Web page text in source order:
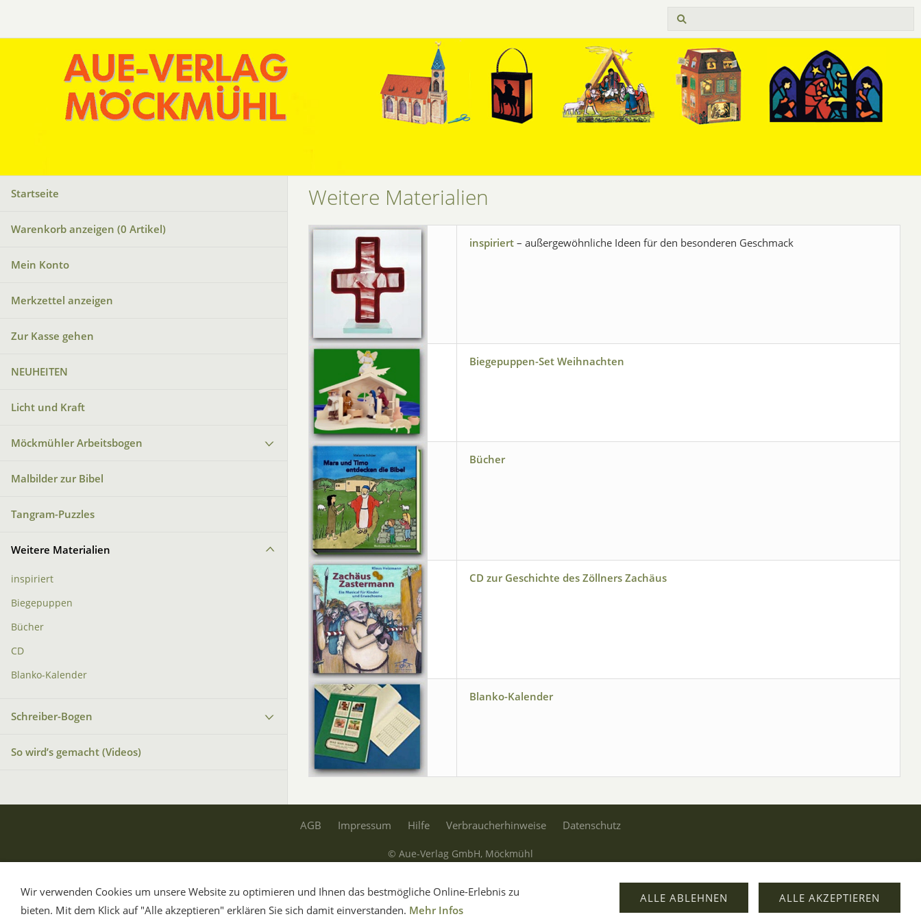
Startseite
Warenkorb anzeigen (0 Artikel)
Mein Konto
Merkzettel anzeigen
Zur Kasse gehen
NEUHEITEN
Licht und Kraft
Möckmühler Arbeitsbogen
Malbilder zur Bibel
Tangram-Puzzles
Weitere Materialien
inspiriert
Biegepuppen
Bücher
CD
Blanko-Kalender
Schreiber-Bogen
So wird’s gemacht (Videos)
Weitere Materialien
inspiriert – außergewöhnliche Ideen für den besonderen Geschmack
Biegepuppen-Set Weihnachten
Bücher
CD zur Geschichte des Zöllners Zachäus
Blanko-Kalender
AGB Impressum Hilfe Verbraucherhinweise Datenschutz
© Aue-Verlag GmbH, Möckmühl
Verträge widerrufen
Wir verwenden Cookies um unsere Website zu optimieren und Ihnen das bestmögliche Online-Erlebnis zu
bieten. Mit dem Klick auf "Alle akzeptieren" erklären Sie sich damit einverstanden. Mehr Infos
ALLE AKZEPTIEREN
ALLE ABLEHNEN